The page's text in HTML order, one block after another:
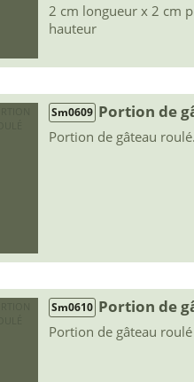
2 cm longueur x 2 cm
hauteur
Sm0609 Portion de
Portion de gâteau roulé.
Sm0610 Portion de
Portion de gâteau roulé